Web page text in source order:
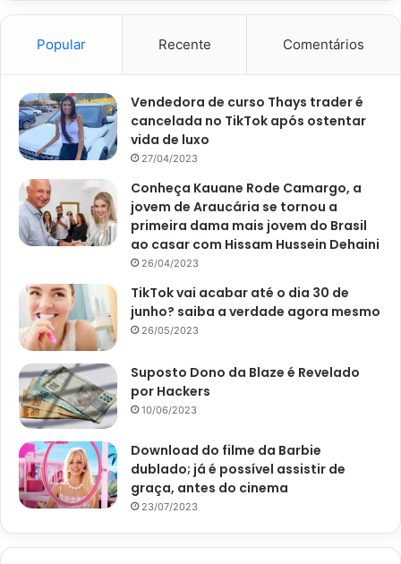
Popular Recente Comentários
Vendedora de curso Thays trader é
cancelada no TikTok após ostentar
vida de luxo
27/04/2023
Conheça Kauane Rode Camargo, a
jovem de Araucária se tornou a
primeira dama mais jovem do Brasil
ao casar com Hissam Hussein Dehaini
26/04/2023
TikTok vai acabar até o dia 30 de
junho? saiba a verdade agora mesmo
26/05/2023
Suposto Dono da Blaze é Revelado
por Hackers
10/06/2023
Download do filme da Barbie
dublado; já é possível assistir de
graça, antes do cinema
23/07/2023